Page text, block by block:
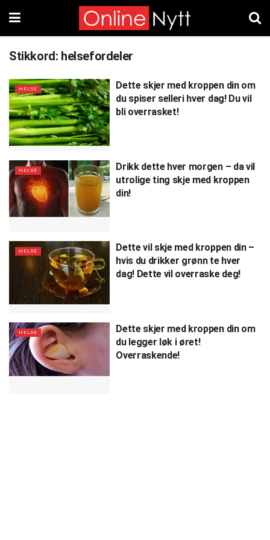
Stikkord: helsefordeler
HELSE
Dette skjer med kroppen din om
du spiser selleri hver dag! Du vil
bli overrasket!
HELSE
Drikk dette hver morgen – da vil
utrolige ting skje med kroppen
din!
HELSE
Dette vil skje med kroppen din –
hvis du drikker grønn te hver
dag! Dette vil overraske deg!
HELSE
Dette skjer med kroppen din om
du legger løk i øret!
Overraskende!